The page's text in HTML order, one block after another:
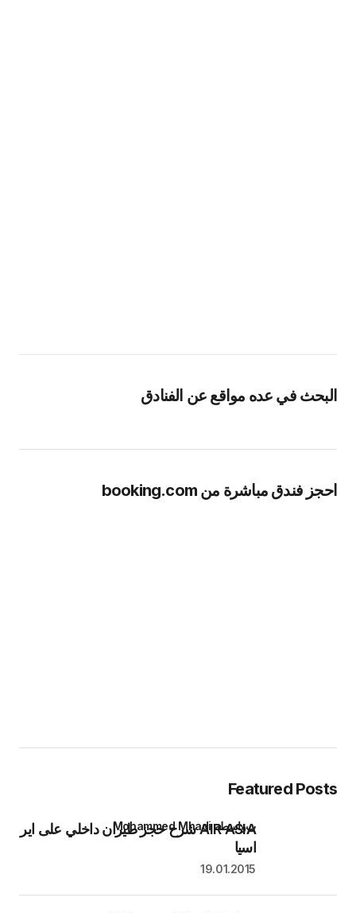
البحث في عده مواقع عن الفنادق
احجز فندق مباشرة من booking.com
Featured Posts
AIR ASIA شرح حجز طيران داخلي على اير
اسيا
بواسطة Mohammed Mhadi
19.01.2015